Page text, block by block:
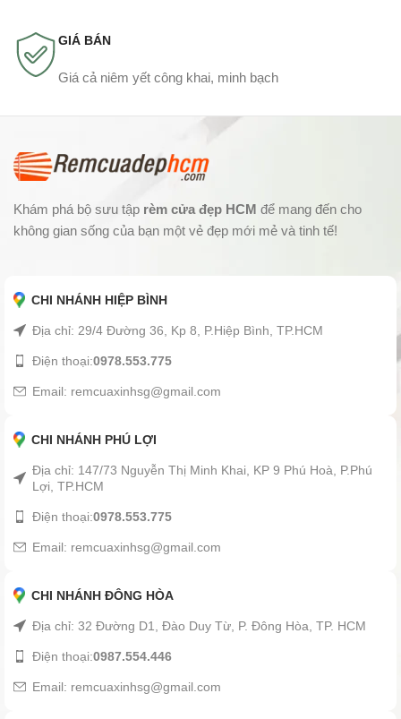
GIÁ BÁN
Giá cả niêm yết công khai, minh bạch
Khám phá bộ sưu tập rèm cửa đẹp HCM để mang đến cho
không gian sống của bạn một vẻ đẹp mới mẻ và tinh tế!
CHI NHÁNH HIỆP BÌNH
Địa chỉ: 29/4 Đường 36, Kp 8, P.Hiệp Bình, TP.HCM
Điện thoại:0978.553.775
Email: remcuaxinhsg@gmail.com
CHI NHÁNH PHÚ LỢI
Địa chỉ: 147/73 Nguyễn Thị Minh Khai, KP 9 Phú Hoà, P.Phú
Lợi, TP.HCM
Điện thoại:0978.553.775
Email: remcuaxinhsg@gmail.com
CHI NHÁNH ĐÔNG HÒA
Địa chỉ: 32 Đường D1, Đào Duy Từ, P. Đông Hòa, TP. HCM
Điện thoại:0987.554.446
Email: remcuaxinhsg@gmail.com